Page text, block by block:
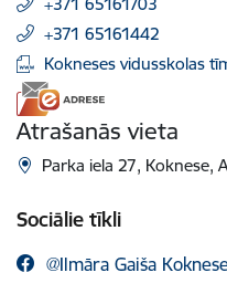
+371 65161442
Kokneses vidusskolas
Atrašanās vieta
Parka iela 27, Koknese,
Sociālie tīkli
@Ilmāra Gaiša